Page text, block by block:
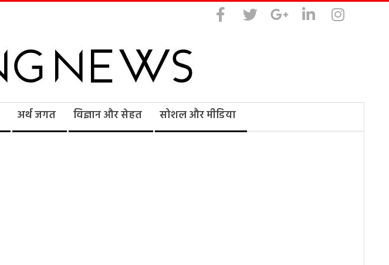
अर्थ जगत विज्ञान और सेहत सोशल और मीडिया